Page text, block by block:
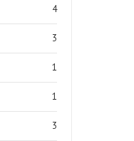
4
3
1
1
3